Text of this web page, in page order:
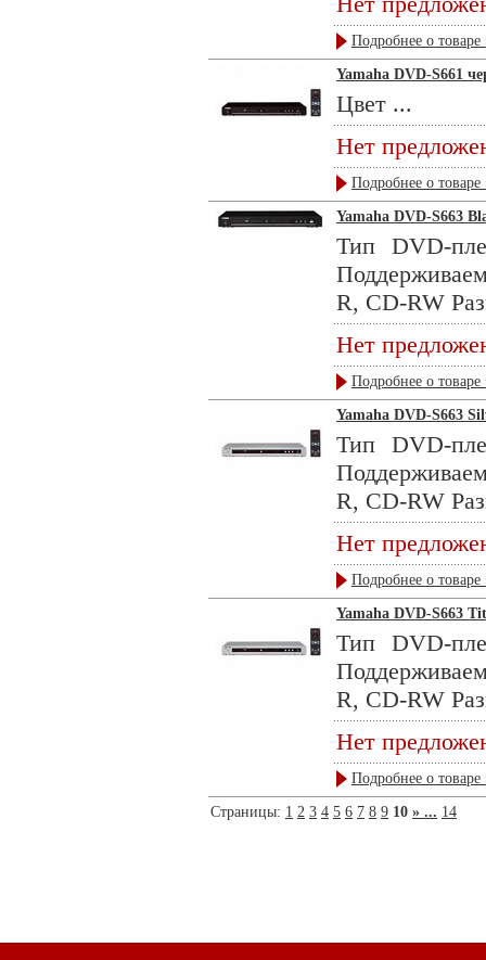
Подробнее о товаре
Yamaha DVD-S661
Цвет ...
Нет
Подробнее о товаре
Yamaha DVD-S663
Тип DVD-
R, CD-RW
Нет
Подробнее о товаре
Yamaha DVD-S663
Тип DVD-
R, CD-RW
Нет
Подробнее о товаре
Yamaha DVD-S663
Тип DVD-
R, CD-RW
Нет
Подробнее о товаре
Страницы: 1 2 3 4 5 6 7 8 9 10 » ... 14